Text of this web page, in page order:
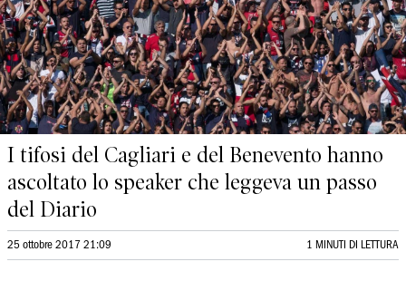
I tifosi del Cagliari e del Benevento hanno
ascoltato lo speaker che leggeva un passo
del Diario
25 ottobre 2017 21:09 1 MINUTI DI LETTURA